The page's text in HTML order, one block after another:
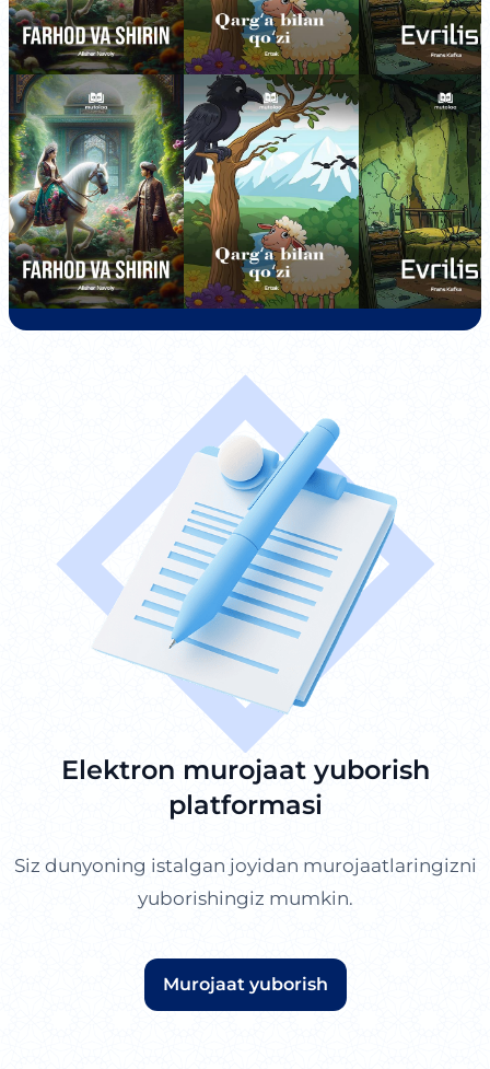
Elektron murojaat yuborish
platformasi
Siz dunyoning istalgan joyidan murojaatlaringizni
yuborishingiz mumkin.
Murojaat yuborish